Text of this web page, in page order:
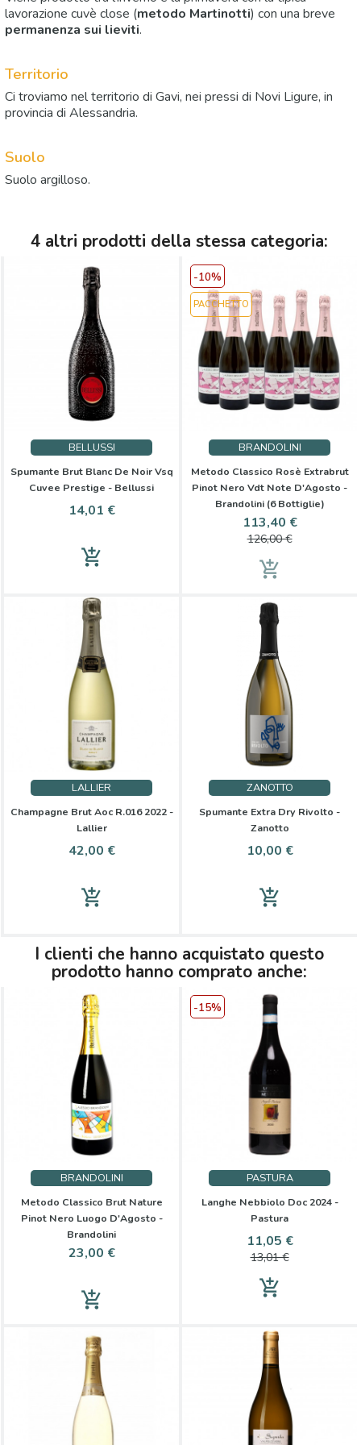
lavorazione cuvè close (metodo Martinotti) con una breve
permanenza sui lieviti.
Territorio
Ci troviamo nel territorio di Gavi, nei pressi di Novi Ligure, in
provincia di Alessandria.
Suolo
Suolo argilloso.
4 altri prodotti della stessa categoria:
BELLUSSI
Spumante Brut Blanc De Noir Vsq
Cuvee Prestige - Bellussi
Prezzo
14,01 €
add_shopping_cart
BRANDOLINI
Metodo Classico Rosè Extrabrut
Pinot Nero Vdt Note D'Agosto -
Brandolini (6 Bottiglie)
Prezzo
113,40 €Prezzo
126,00 €
add_shopping_cart
-10%
PACCHETTO
LALLIER
Champagne Brut Aoc R.016 2022 -
Lallier
Prezzo
42,00 €
add_shopping_cart
ZANOTTO
Spumante Extra Dry Rivolto -
Zanotto
Prezzo
10,00 €
add_shopping_cart
I clienti che hanno acquistato questo
prodotto hanno comprato anche:
BRANDOLINI
Metodo Classico Brut Nature
Pinot Nero Luogo D'Agosto -
Brandolini
Prezzo
23,00 €
add_shopping_cart
PASTURA
Langhe Nebbiolo Doc 2024 -
Pastura
Prezzo
11,05 €Prezzo
13,01 €
add_shopping_cart
-15%